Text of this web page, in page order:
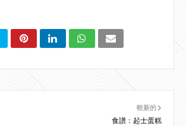
較新的
食譜：起士蛋糕